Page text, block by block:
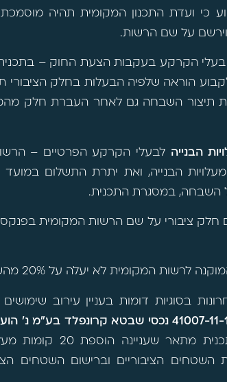
כי ועדת התכנון המקומית תהיה
וירשם על שם הרשות.
בעלי הקרקע בעקבות הצעת החוק –
הוראה שלפיה הבעלות בחלק הציבורי
תיצור השבחה גם לאחר העברת חלק
הבנייה לבעלי הקרקע הפרטיים –
תשלם לבעלים בתוך 90 ימים מקבלת ההיתר כ-50% מעלויות הבנייה, ואת יתרת
השבחה, במסגרת התכנית.
חלק ציבורי על שם הרשות המקומית
המקומית לא יעלה על 20% מהשטח הנוסף.
בסוגיות דומות בעניין עירוב
עת"מ 41007-11-14 נכסי שבטא קרונפלד בע"מ
הוספת 20 קומות מעל בניין קיים
הציבוריים וברישום השטחים